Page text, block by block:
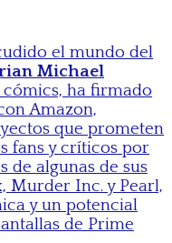
el mundo del
Michael
ha firmado
Amazon,
que prometen
fans y críticos por
de algunas de sus
Murder Inc. y Pearl,
y un potencial
de Prime